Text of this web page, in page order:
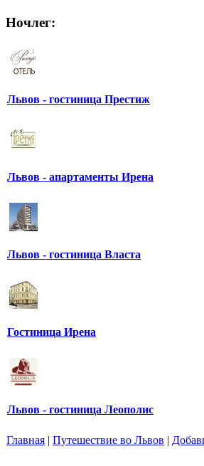
Ночлег:
Львов - гостиница Престиж
Львов - апартаменты Ирена
Львов - гостиница Власта
Гостиница Ирена
Львов - гостиница Леополис
Главная | Путешествие во Львов |